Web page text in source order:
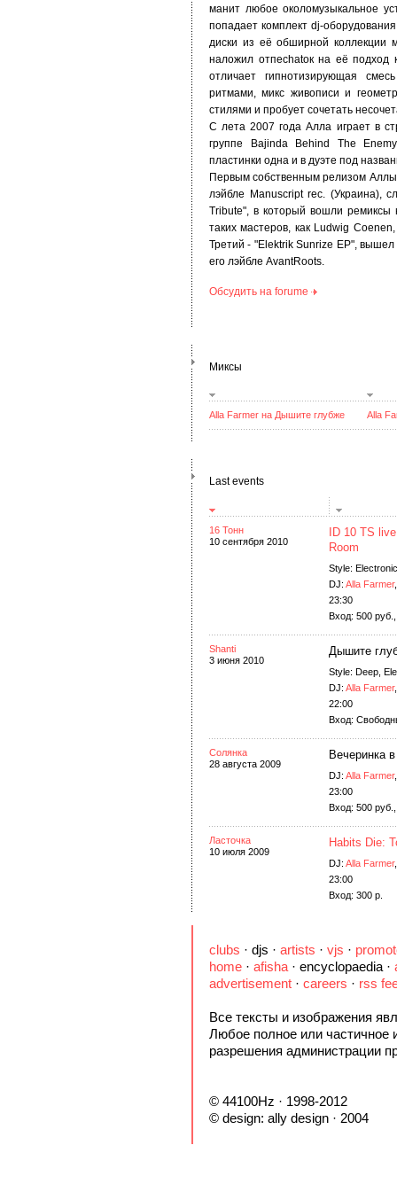
манит любое околомузыкальное
попадает комплект dj-
диски из её обширной коллекции
наложил отпеchatок на её подход
отличает гипнотизирующая
ритмами, микс живописи и
стилями и пробует сочетать
С лета 2007 года Алла играет в
группе Bajinda Behind The
пластинки одна и в дуэте под
Первым собственным релизом
лэйбле Manuscript rec. (Украина),
Tribute", в который вошли ремиксы
таких мастеров, как Ludwig
Третий - "Elektrik Sunrize EP",
его лэйбле AvantRoots.
Обсудить на forumе
Миксы
Alla Farmer на Дышите глубже Alla
Last events
16 Тонн
10 сентября 2010
ID 10 TS
Room
Style:
DJ: Alla Farmer
23:30
Вход: 500
Shanti
3 июня 2010
Дышите
Style: Deep,
DJ: Alla Farmer
22:00
Вход:
Солянка
28 августа 2009
Вечеринка
DJ: Alla Farmer
23:00
Вход: 500
Ласточка
10 июля 2009
Habits Die:
DJ: Alla Farmer
23:00
Вход: 300 р.
clubs · djs · artists · vjs ·
home · afisha · encyclopaedia ·
advertisement · careers · rss
Все тексты и изображения
Любое полное или частичное
разрешения администрации
© 44100Hz · 1998-2012
© design: ally design · 2004